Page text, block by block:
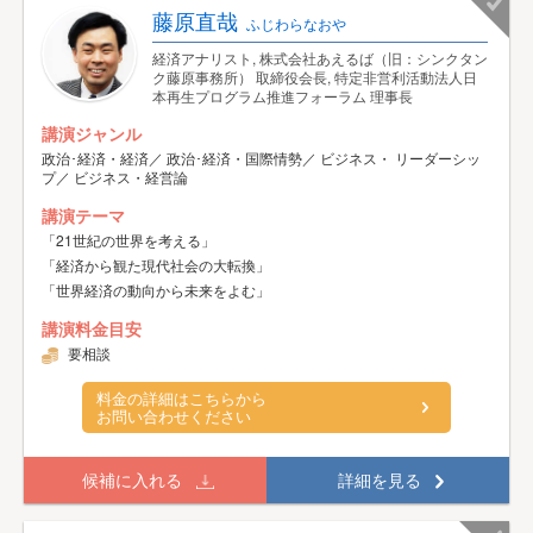
藤原直哉 ふじわらなおや
経済アナリスト, 株式会社あえるば（旧：シンクタン
ク藤原事務所） 取締役会長, 特定非営利活動法人日
本再生プログラム推進フォーラム 理事長
講演ジャンル
政治･経済・経済／ 政治･経済・国際情勢／ ビジネス・ リーダーシッ
プ／ ビジネス・経営論
講演テーマ
「21世紀の世界を考える」
「経済から観た現代社会の大転換」
「世界経済の動向から未来をよむ」
講演料金目安
要相談
料金の詳細はこちらから
お問い合わせください
候補に入れる 詳細を見る